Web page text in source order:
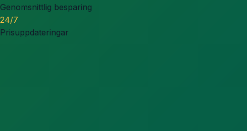
Genomsnittlig besparing
24/7
Prisuppdateringar